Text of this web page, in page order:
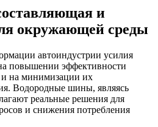
и
окружающей среды
автоиндустрии усилия
повышении эффективности
и на минимизации их
Водородные шины, являясь
реальные решения для
и снижения потребления